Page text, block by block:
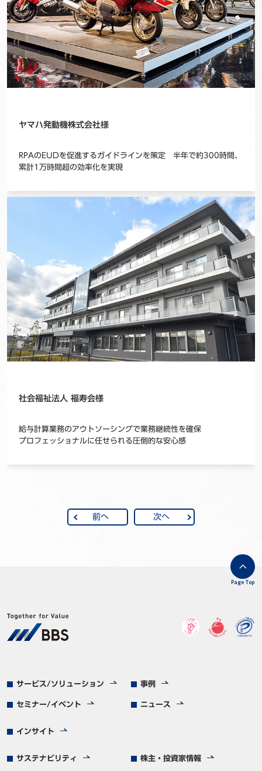
ヤマハ発動機株式会社様
RPAのEUDを促進するガイドラインを策定 半年で約300時間、
累計1万時間超の効率化を実現
社会福祉法人 福寿会様
給与計算業務のアウトソーシングで業務継続性を確保
プロフェッショナルに任せられる圧倒的な安心感
前へ 次へ
サービス/ソリューション 事例
セミナー/イベント ニュース
インサイト
サステナビリティ 株主・投資家情報
Page Top